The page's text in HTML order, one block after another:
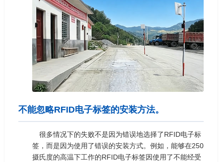
不能忽略RFID电子标签的安装方法。
很多情况下的失败不是因为错误地选择了RFID电子标
签，而是因为使用了错误的安装方式。例如，能够在250
摄氏度的高温下工作的RFID电子标签因使用了不能经受